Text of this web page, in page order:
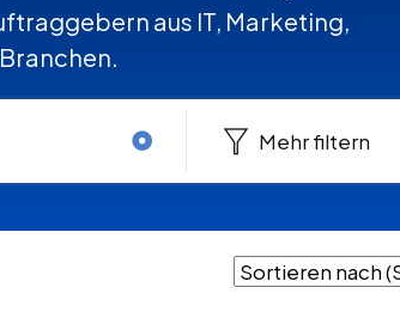
aus IT, Marketing,
Mehr filtern